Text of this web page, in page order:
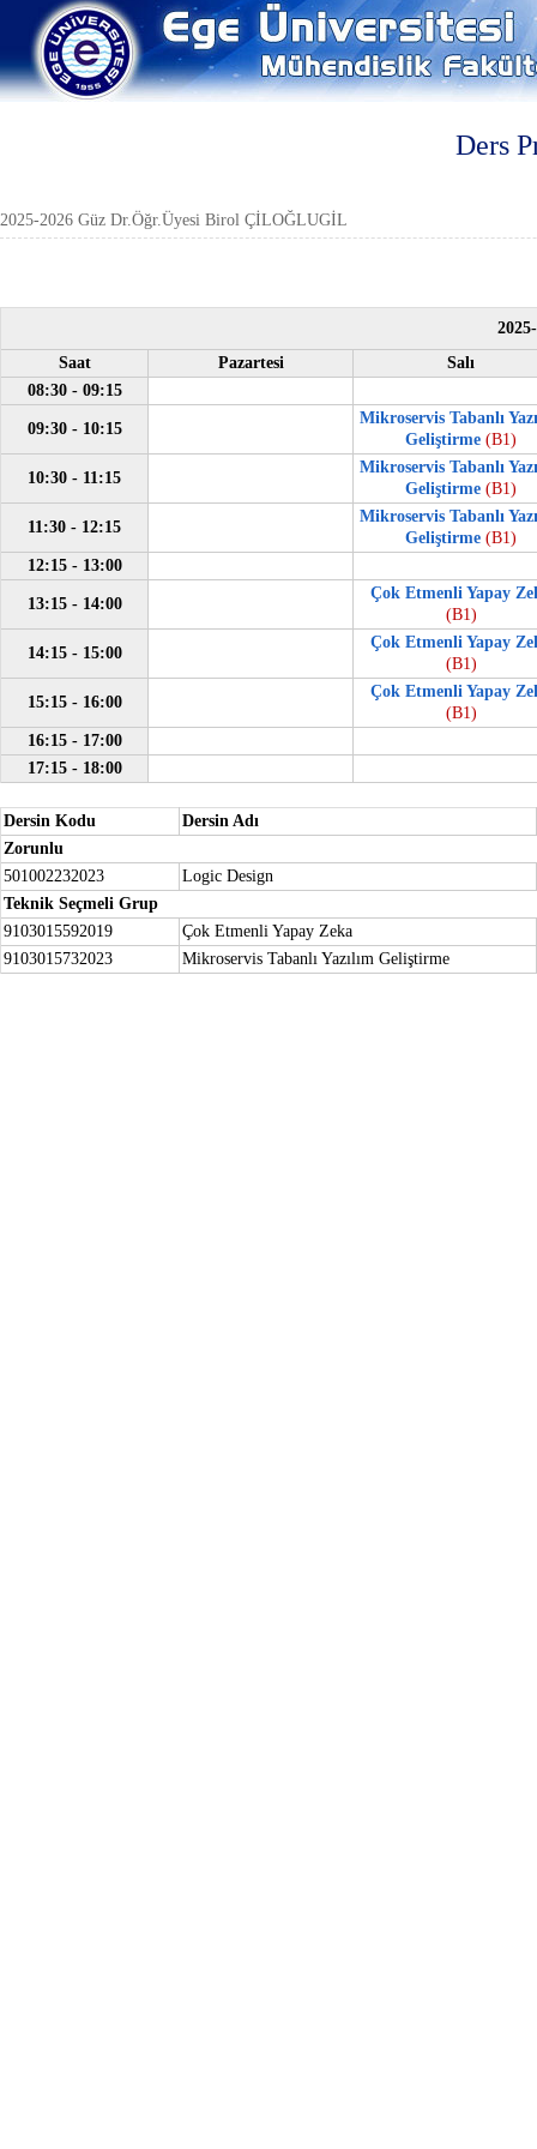
Ders
2025-2026 Güz Dr.Öğr.Üyesi Birol ÇİLOĞLUGİL
Saat
Pazartesi
Salı
08:30 - 09:15
09:30 - 10:15
Mikroservis Tabanlı
Geliştirme (B1)
10:30 - 11:15
Mikroservis Tabanlı
Geliştirme (B1)
11:30 - 12:15
Mikroservis Tabanlı
Geliştirme (B1)
12:15 - 13:00
13:15 - 14:00
Çok Etmenli Yapay
(B1)
14:15 - 15:00
Çok Etmenli Yapay
(B1)
15:15 - 16:00
Çok Etmenli Yapay
(B1)
16:15 - 17:00
17:15 - 18:00
Dersin Kodu
Dersin Adı
Zorunlu
501002232023
Logic Design
Teknik Seçmeli Grup
9103015592019
Çok Etmenli Yapay Zeka
9103015732023
Mikroservis Tabanlı Yazılım Geliştirme